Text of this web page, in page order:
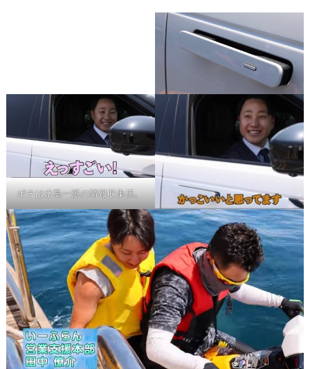
ポチは水島一派の情報収集係。